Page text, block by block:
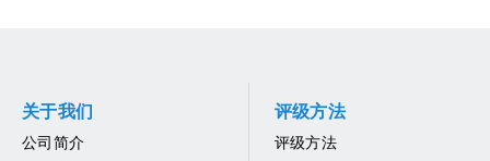
关于我们
公司简介
评级方法
评级方法